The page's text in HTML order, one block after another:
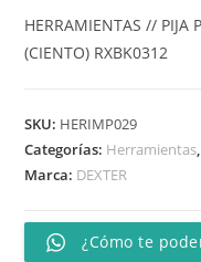
HERRAMIENTAS //
(CIENTO) RXBK0312
SKU: HERIMP029
Categorías: Herramientas,
Marca: DEXTER
¿Cómo te